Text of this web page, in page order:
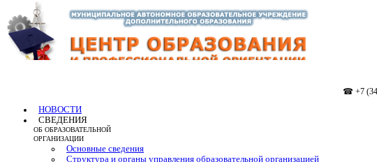
☎ +7
НОВОСТИ
СВЕДЕНИЯ
ОБ ОБРАЗОВАТЕЛЬНОЙ
ОРГАНИЗАЦИИ
Основные сведения
Структура и органы управления образовательной организацией